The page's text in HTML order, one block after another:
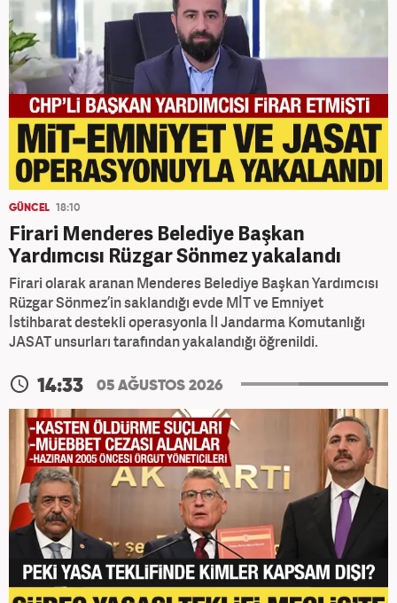
GÜNCEL 18:10
Firari Menderes Belediye Başkan
Yardımcısı Rüzgar Sönmez yakalandı
Firari olarak aranan Menderes Belediye Başkan Yardımcısı
Rüzgar Sönmez’in saklandığı evde MİT ve Emniyet
İstihbarat destekli operasyonla İl Jandarma Komutanlığı
JASAT unsurları tarafından yakalandığı öğrenildi.
14:33 05 AĞUSTOS 2026